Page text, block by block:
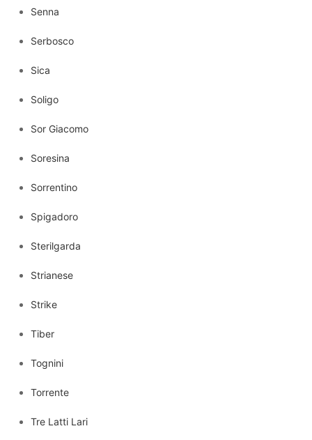
Senna
Serbosco
Sica
Soligo
Sor Giacomo
Soresina
Sorrentino
Spigadoro
Sterilgarda
Strianese
Strike
Tiber
Tognini
Torrente
Tre Latti Lari